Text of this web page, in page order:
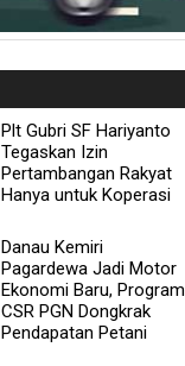
Plt Gubri SF Hariyanto
Tegaskan Izin
Pertambangan Rakyat
Hanya untuk Koperasi
Danau Kemiri
Pagardewa Jadi Motor
Ekonomi Baru, Program
CSR PGN Dongkrak
Pendapatan Petani